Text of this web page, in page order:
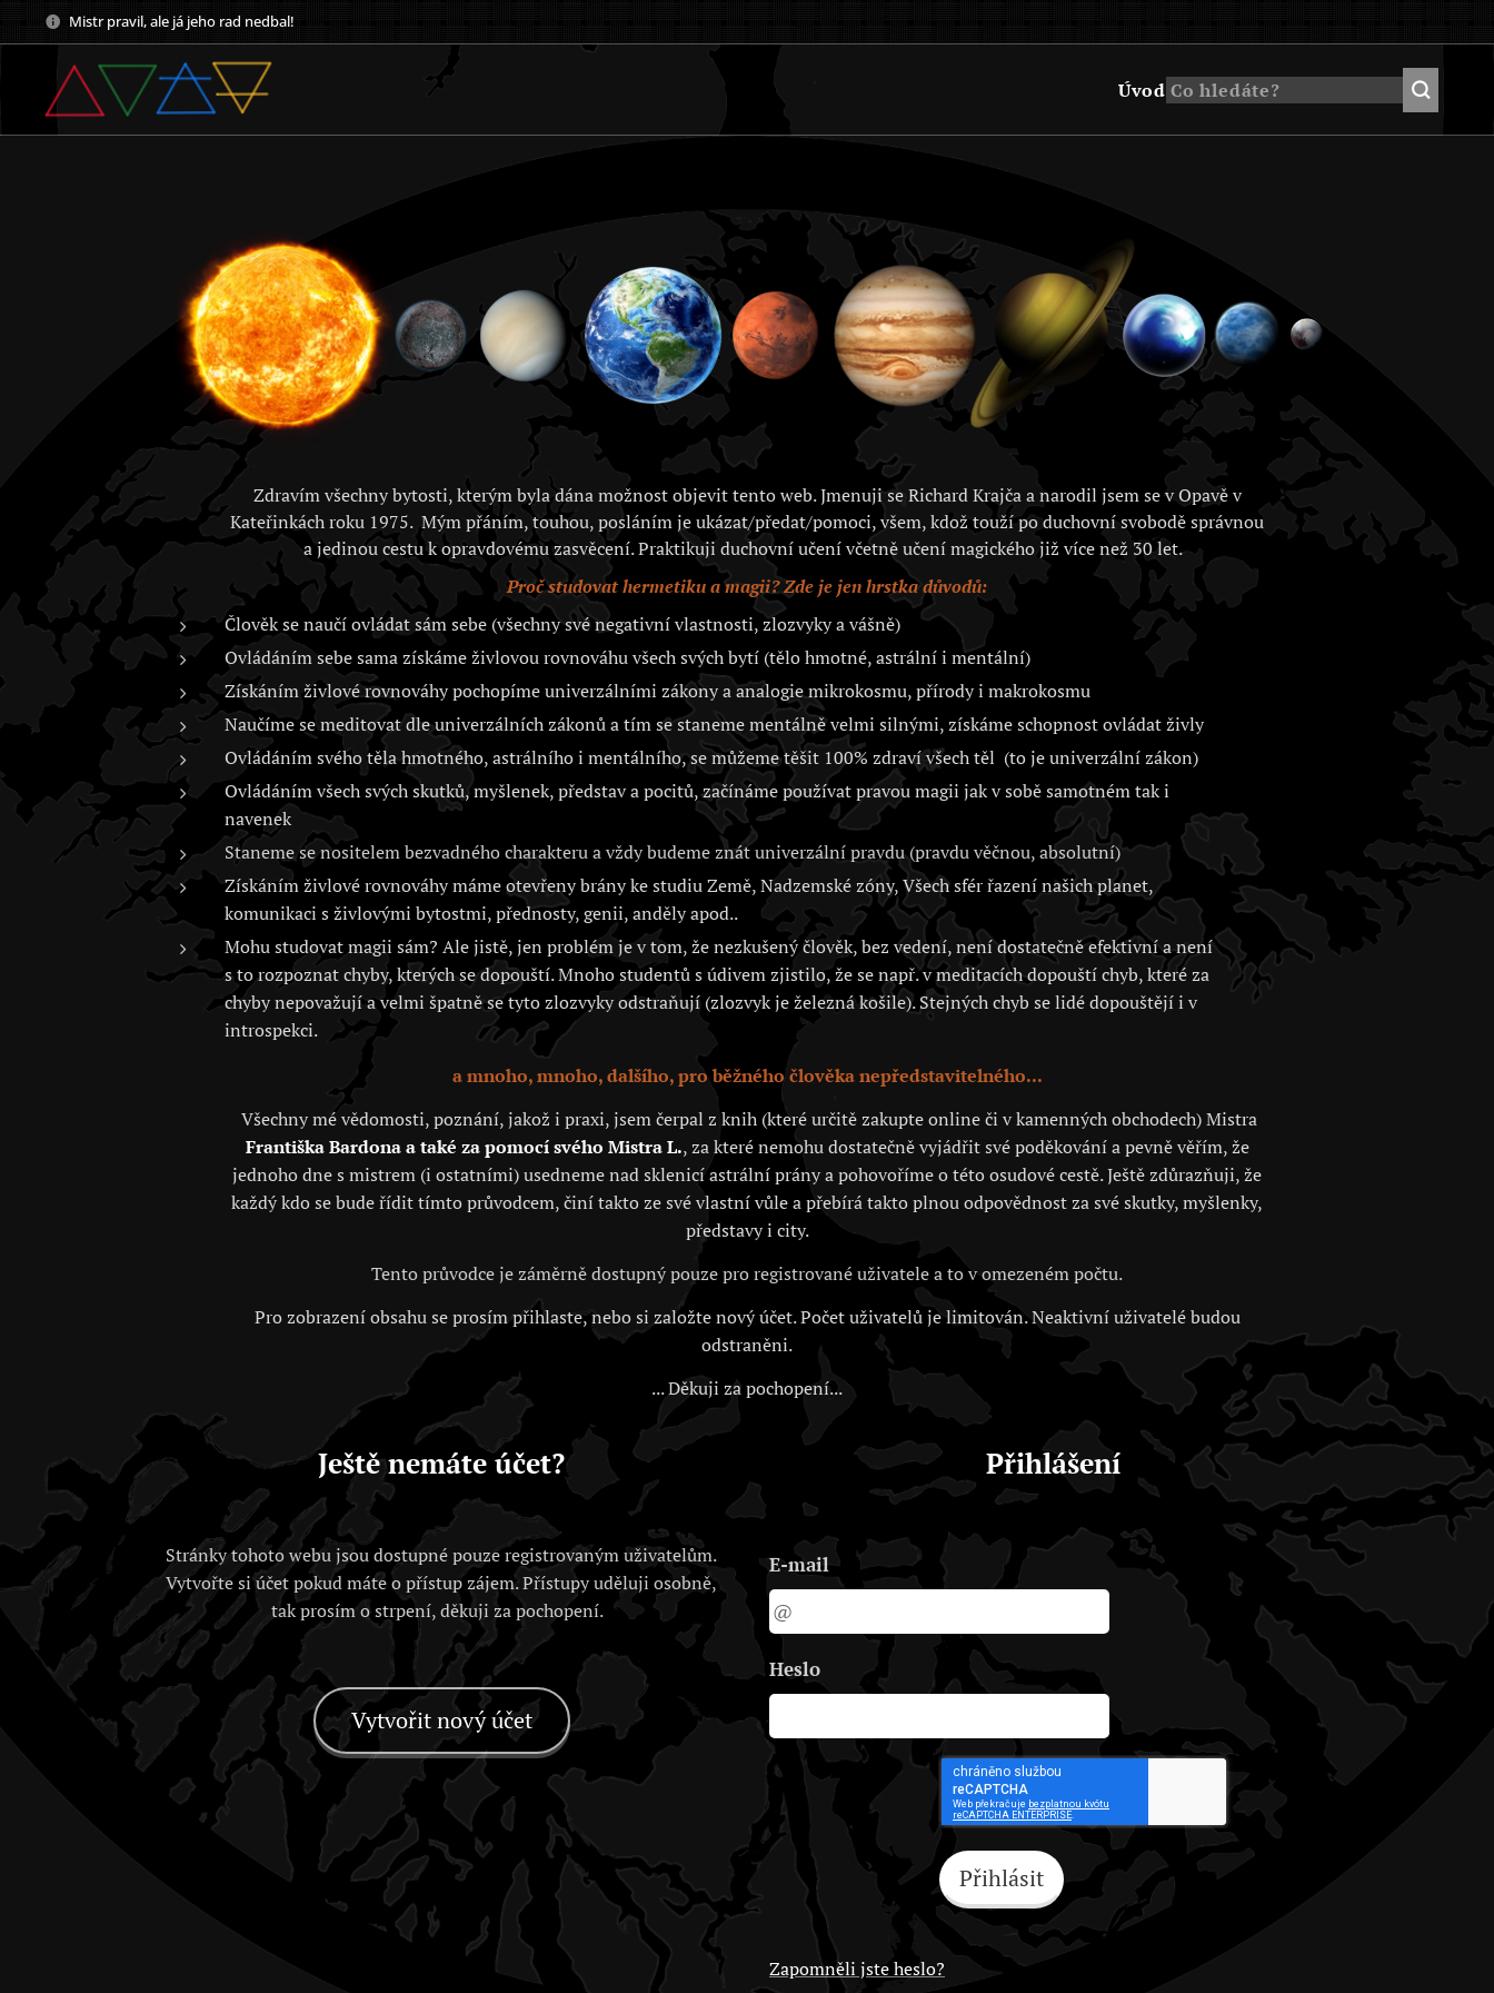
Mistr pravil, ale já jeho rad nedbal!
Úvod
Zdravím všechny bytosti, kterým byla dána možnost objevit tento web. Jmenuji se Richard Krajča a narodil jsem se v Opavě v
Kateřinkách roku 1975. Mým přáním, touhou, posláním je ukázat/předat/pomoci, všem, kdož touží po duchovní svobodě správnou
a jedinou cestu k opravdovému zasvěcení. Praktikuji duchovní učení včetně učení magického již více než 30 let.
Proč studovat hermetiku a magii? Zde je jen hrstka důvodů:
Člověk se naučí ovládat sám sebe (všechny své negativní vlastnosti, zlozvyky a vášně)
Ovládáním sebe sama získáme živlovou rovnováhu všech svých bytí (tělo hmotné, astrální i mentální)
Získáním živlové rovnováhy pochopíme univerzálními zákony a analogie mikrokosmu, přírody i makrokosmu
Naučíme se meditovat dle univerzálních zákonů a tím se staneme mentálně velmi silnými, získáme schopnost ovládat živly
Ovládáním svého těla hmotného, astrálního i mentálního, se můžeme těšit 100% zdraví všech těl (to je univerzální zákon)
Ovládáním všech svých skutků, myšlenek, představ a pocitů, začínáme používat pravou magii jak v sobě samotném tak i
navenek
Staneme se nositelem bezvadného charakteru a vždy budeme znát univerzální pravdu (pravdu věčnou, absolutní)
Získáním živlové rovnováhy máme otevřeny brány ke studiu Země, Nadzemské zóny, Všech sfér řazení našich planet,
komunikaci s živlovými bytostmi, přednosty, genii, anděly apod..
Mohu studovat magii sám? Ale jistě, jen problém je v tom, že nezkušený člověk, bez vedení, není dostatečně efektivní a není
s to rozpoznat chyby, kterých se dopouští. Mnoho studentů s údivem zjistilo, že se např. v meditacích dopouští chyb, které za
chyby nepovažují a velmi špatně se tyto zlozvyky odstraňují (zlozvyk je železná košile). Stejných chyb se lidé dopouštějí i v
introspekci.
a mnoho, mnoho, dalšího, pro běžného člověka nepředstavitelného...
Všechny mé vědomosti, poznání, jakož i praxi, jsem čerpal z knih (které určitě zakupte online či v kamenných obchodech) Mistra
Františka Bardona a také za pomocí svého Mistra L., za které nemohu dostatečně vyjádřit své poděkování a pevně věřím, že
jednoho dne s mistrem (i ostatními) usedneme nad sklenicí astrální prány a pohovoříme o této osudové cestě. Ještě zdůrazňuji, že
každý kdo se bude řídit tímto průvodcem, činí takto ze své vlastní vůle a přebírá takto plnou odpovědnost za své skutky, myšlenky,
představy i city.
Tento průvodce je záměrně dostupný pouze pro registrované uživatele a to v omezeném počtu.
Pro zobrazení obsahu se prosím přihlaste, nebo si založte nový účet. Počet uživatelů je limitován. Neaktivní uživatelé budou
odstraněni.
... Děkuji za pochopení...
Ještě nemáte účet?
Stránky tohoto webu jsou dostupné pouze registrovaným uživatelům.
Vytvořte si účet pokud máte o přístup zájem. Přístupy uděluji osobně,
tak prosím o strpení, děkuji za pochopení.
Vytvořit nový účet
Přihlášení
E-mail
Heslo
Přihlásit
Zapomněli jste heslo?